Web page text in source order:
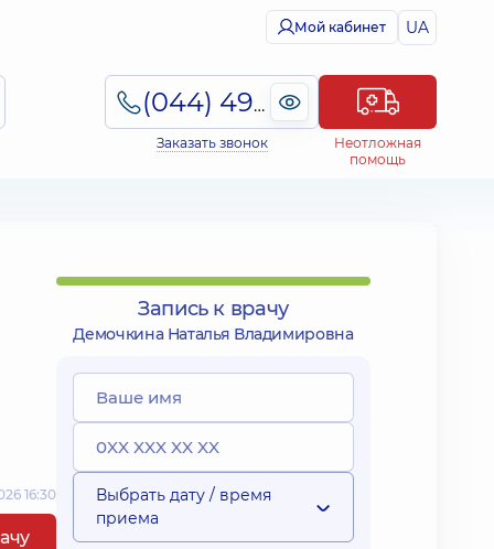
Мой кабинет UA
(044) 495-2-888
Заказать звонок
Неотложная
помощь
16:30
Запись к врачу
Демочкина Наталья Владимировна
Выбрать дату / время
приема